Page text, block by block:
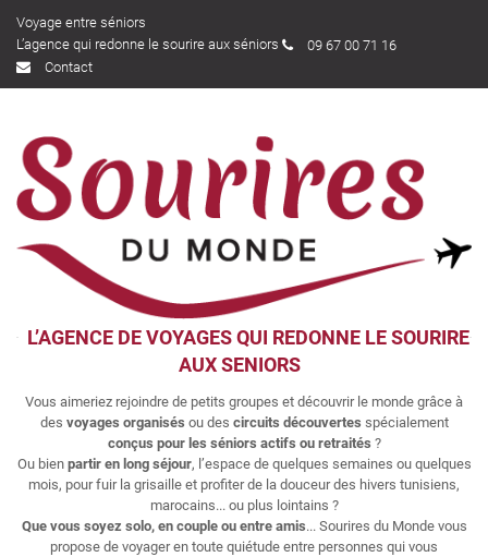
Voyage entre séniors
L’agence qui redonne le sourire aux séniors
09 67 00 71 16
Contact
L’AGENCE DE VOYAGES QUI REDONNE LE SOURIRE
AUX SENIORS
Vous aimeriez rejoindre de petits groupes et découvrir le monde grâce à
des voyages organisés ou des circuits découvertes spécialement
conçus pour les séniors actifs ou retraités ?
Ou bien partir en long séjour, l’espace de quelques semaines ou quelques
mois, pour fuir la grisaille et profiter de la douceur des hivers tunisiens,
marocains... ou plus lointains ?
Que vous soyez solo, en couple ou entre amis... Sourires du Monde vous
propose de voyager en toute quiétude entre personnes qui vous